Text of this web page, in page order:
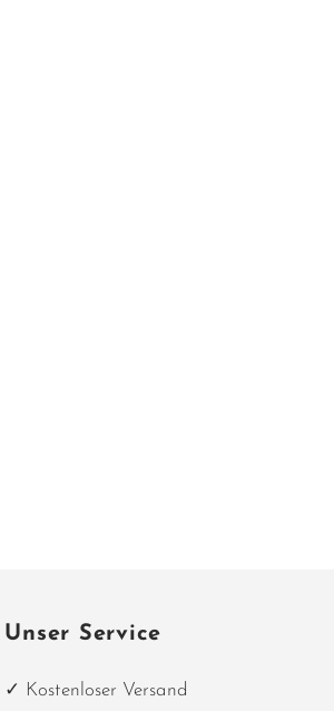
Unser Service
✓ Kostenloser Versand